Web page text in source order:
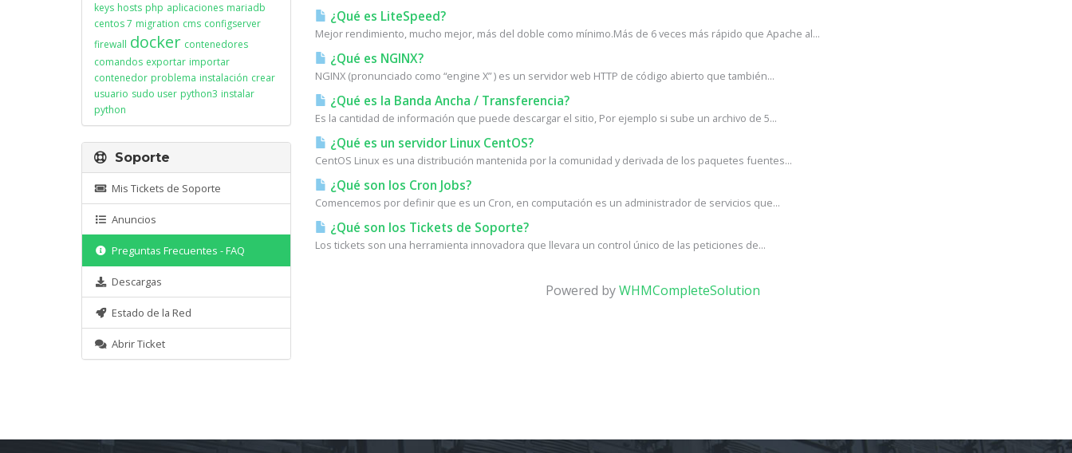
¿Qué es LiteSpeed?
Mejor rendimiento, mucho mejor, más del doble como mínimo.Más de 6 veces más rápido que Apache al...
¿Qué es NGINX?
NGINX (pronunciado como “engine X” ) es un servidor web HTTP de código abierto que también...
¿Qué es la Banda Ancha / Transferencia?
Es la cantidad de información que puede descargar el sitio, Por ejemplo si sube un archivo de 5...
¿Qué es un servidor Linux CentOS?
CentOS Linux es una distribución mantenida por la comunidad y derivada de los paquetes fuentes...
¿Qué son los Cron Jobs?
Comencemos por definir que es un Cron, en computación es un administrador de servicios que...
¿Qué son los Tickets de Soporte?
Los tickets son una herramienta innovadora que llevara un control único de las peticiones de...
Powered byWHMCompleteSolution
keys hosts php aplicaciones mariadb
centos 7 migration cms configserver
firewall docker contenedores
comandos exportar importar
contenedor problema instalación crear
usuario sudo user python3 instalar
python
Soporte
Mis Tickets de Soporte
Anuncios
Preguntas Frecuentes - FAQ
Descargas
Estado de la Red
Abrir Ticket